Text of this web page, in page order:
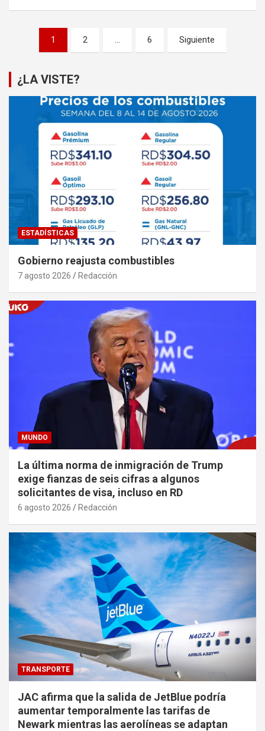
Paginación
entradas
1 2 … 6 Siguiente
¿LA VISTE?
ESTADÍSTICAS
Gobierno reajusta combustibles
7 agosto 2026 Redacción
MUNDO
La última norma de inmigración de Trump
exige fianzas de seis cifras a algunos
solicitantes de visa, incluso en RD
6 agosto 2026 Redacción
TRANSPORTE
JAC afirma que la salida de JetBlue podría
aumentar temporalmente las tarifas de
Newark mientras las aerolíneas se adaptan